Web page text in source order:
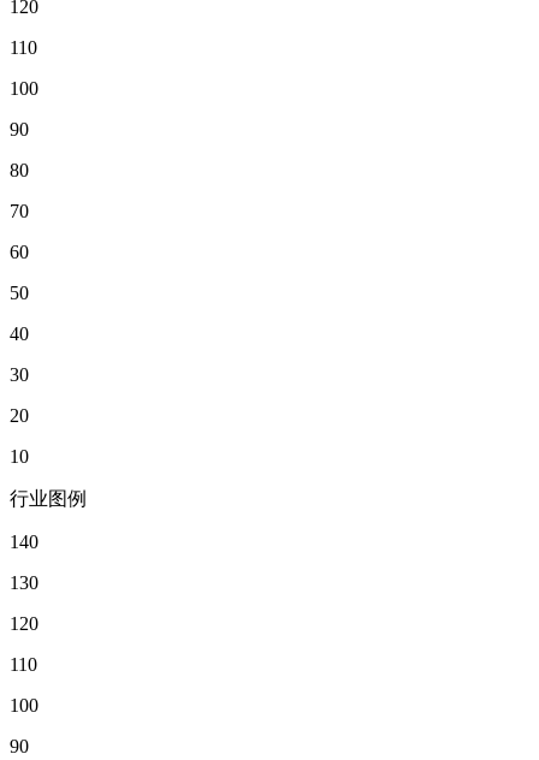
120
110
100
90
80
70
60
50
40
30
20
10
行业图例
140
130
120
110
100
90